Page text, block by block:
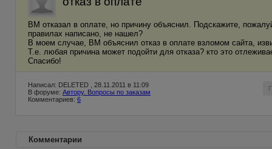
ВМ отказал в оплате, но причину объяснил. Подскажите,
правилах написано, не нашел?
В моем случае, ВМ объяснил отказ в оплате взломом сайта,
Т.е. любая причина может подойти для отказа? кто это
Спасибо!
Написал: DELETED , 28.11.2011 в 11:09
В форуме: Автору. Вопросы по заказам
Комментариев: 6
Комментарии